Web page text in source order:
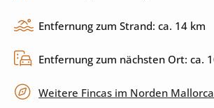
Pool
Entfernung zum Strand: ca. 14 km
Entfernung zum nächsten Ort: ca.
Weitere Fincas im Norden